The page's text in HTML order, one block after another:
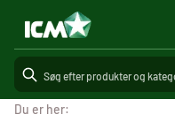
Du er her: